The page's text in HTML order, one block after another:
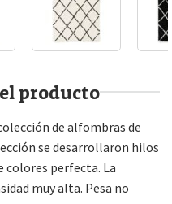
producto
de alfombras de
se desarrollaron hilos
colores perfecta. La
muy alta. Pesa no